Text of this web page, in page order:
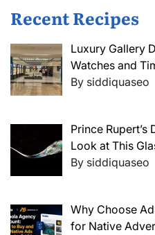
Recent Recipes
Luxury Gallery
Watches and
By siddiquaseo
Prince
Look at This
By siddiquaseo
Why Choose
for Native